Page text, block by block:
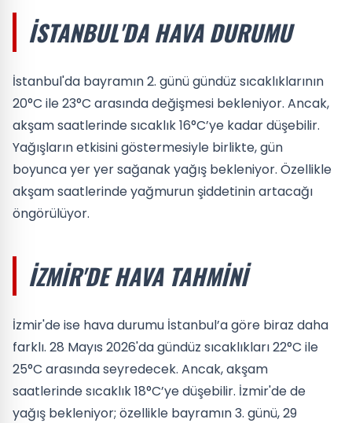
İSTANBUL'DA HAVA DURUMU
İstanbul'da bayramın 2. günü gündüz sıcaklıklarının
20°C ile 23°C arasında değişmesi bekleniyor. Ancak,
akşam saatlerinde sıcaklık 16°C’ye kadar düşebilir.
Yağışların etkisini göstermesiyle birlikte, gün
boyunca yer yer sağanak yağış bekleniyor. Özellikle
akşam saatlerinde yağmurun şiddetinin artacağı
öngörülüyor.
İZMIR'DE HAVA TAHMINI
İzmir'de ise hava durumu İstanbul’a göre biraz daha
farklı. 28 Mayıs 2026'da gündüz sıcaklıkları 22°C ile
25°C arasında seyredecek. Ancak, akşam
saatlerinde sıcaklık 18°C’ye düşebilir. İzmir'de de
yağış bekleniyor; özellikle bayramın 3. günü, 29